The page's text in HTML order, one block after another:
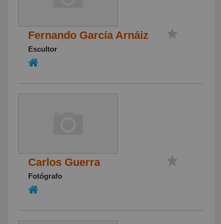
Fernando García Arnáiz
Escultor
Carlos Guerra
Fotógrafo